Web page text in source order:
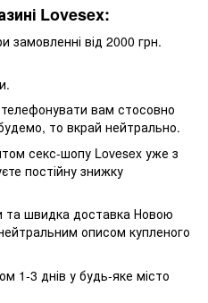
Lovesex:
замовленні від 2000 грн.
вам стосовно
то вкрай нейтрально.
секс-шопу Lovesex уже з
постійну знижку
та швидка доставка Новою
описом купленого
1-3 днів у будь-яке місто